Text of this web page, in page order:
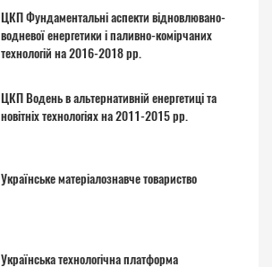
ЦКП Фундаментальні аспекти відновлювано-
водневої енергетики і паливно-комірчаних
технологій на 2016-2018 рр.
ЦКП Водень в альтернативній енергетиці та
новітніх технологіях на 2011-2015 рр.
Українське матеріалознавче товариство
Українська технологічна платформа